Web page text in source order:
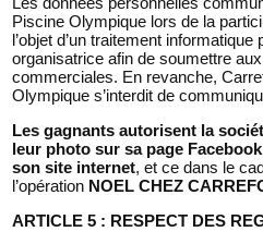
Piscine Olympique lors de la
l’objet d’un traitement
organisatrice afin de soumettre
commerciales. En revanche,
Olympique s’interdit de
Les gagnants autorisent la
leur photo sur sa page
son site internet, et ce dans le
l’opération NOEL CHEZ
ARTICLE 5 : RESPECT DES